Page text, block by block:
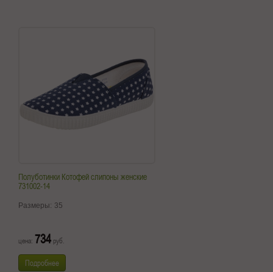
Полуботинки Котофей слипоны женские
731002-14
Размеры: 35
цена: 734 руб.
Подробнее